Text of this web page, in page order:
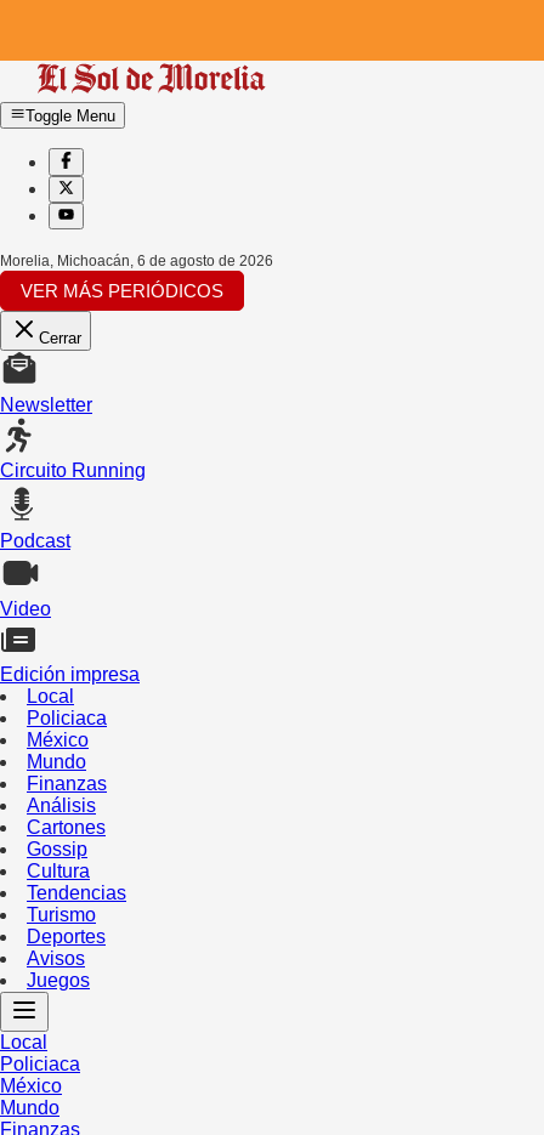
Toggle Menu
Morelia, Michoacán, 6 de agosto de 2026
VER MÁS PERIÓDICOS
Cerrar
Newsletter
Circuito Running
Podcast
Video
Edición impresa
Local
Policiaca
México
Mundo
Finanzas
Análisis
Cartones
Gossip
Cultura
Tendencias
Turismo
Deportes
Avisos
Juegos
Local
Policiaca
México
Mundo
Finanzas